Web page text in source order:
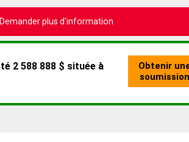
Demander plus d'information